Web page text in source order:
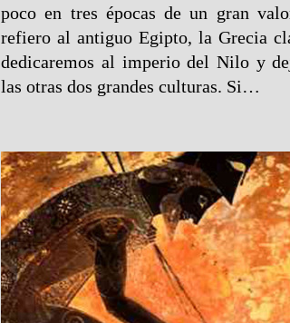
poco en tres épocas de un gran
refiero al antiguo Egipto, la Grecia
dedicaremos al imperio del Nilo y
las otras dos grandes culturas. Si…